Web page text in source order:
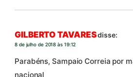
GILBERTO TAVARESdisse:
8 de julho de 2018 às 19:12
Parabéns, Sampaio Correia por
nacional